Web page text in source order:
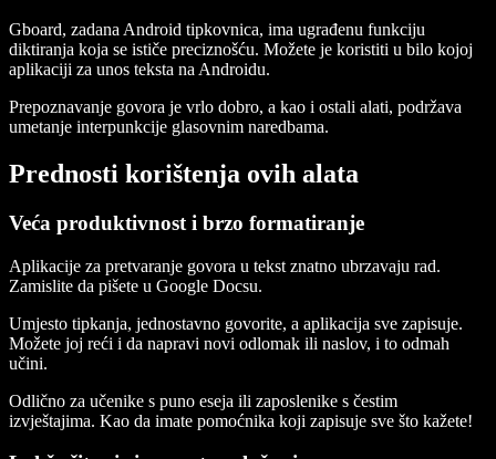
Gboard, zadana Android tipkovnica, ima ugrađenu funkciju
diktiranja koja se ističe preciznošću. Možete je koristiti u bilo kojoj
aplikaciji za unos teksta na Androidu.
Prepoznavanje govora je vrlo dobro, a kao i ostali alati, podržava
umetanje interpunkcije glasovnim naredbama.
Prednosti korištenja ovih alata
Veća produktivnost i brzo formatiranje
Aplikacije za pretvaranje govora u tekst znatno ubrzavaju rad.
Zamislite da pišete u Google Docsu.
Umjesto tipkanja, jednostavno govorite, a aplikacija sve zapisuje.
Možete joj reći i da napravi novi odlomak ili naslov, i to odmah
učini.
Odlično za učenike s puno eseja ili zaposlenike s čestim
izvještajima. Kao da imate pomoćnika koji zapisuje sve što kažete!